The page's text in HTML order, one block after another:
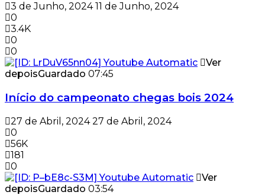
3 de Junho, 2024 11 de Junho, 2024
0
3.4K
0
0
Ver
depoisGuardado 07:45
Início do campeonato chegas bois 2024
27 de Abril, 2024 27 de Abril, 2024
0
56K
181
0
Ver
depoisGuardado 03:54